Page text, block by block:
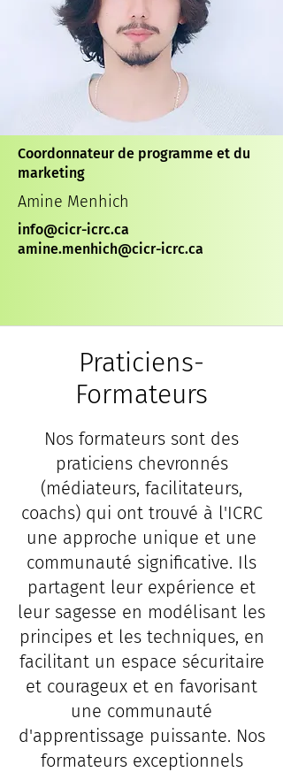
Coordonnateur de programme et du
marketing
Amine Menhich
info@cicr-icrc.ca
amine.menhich@cicr-icrc.ca
Praticiens-
Formateurs
Nos formateurs sont des
praticiens chevronnés
(médiateurs, facilitateurs,
coachs) qui ont trouvé à l'ICRC
une approche unique et une
communauté significative. Ils
partagent leur expérience et
leur sagesse en modélisant les
principes et les techniques, en
facilitant un espace sécuritaire
et courageux et en favorisant
une communauté
d'apprentissage puissante. Nos
formateurs exceptionnels